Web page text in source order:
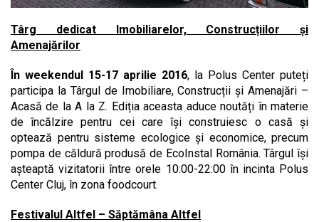
Târg dedicat Imobiliarelor, Construcțiilor și
Amenajărilor
În weekendul 15-17 aprilie 2016, la Polus Center puteți
participa la Târgul de Imobiliare, Construcții și Amenajări –
Acasă de la A la Z. Ediția aceasta aduce noutăți în materie
de încălzire pentru cei care își construiesc o casă și
optează pentru sisteme ecologice și economice, precum
pompa de căldură produsă de EcoInstal România. Târgul își
așteaptă vizitatorii între orele 10:00-22:00 în incinta Polus
Center Cluj, în zona foodcourt.
Festivalul Altfel – Săptămâna Altfel